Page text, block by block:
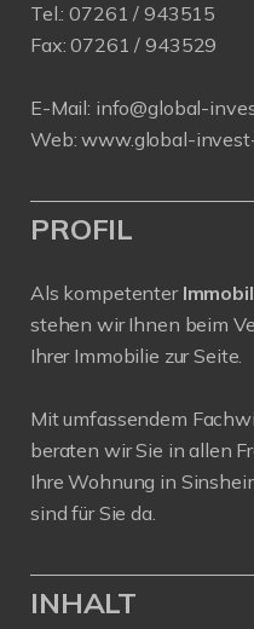
Tel.:07261 / 943515
Fax: 07261 / 943529
E-Mail: info@global-
Web:www.global-
PROFIL
Als kompetenter
stehen wir Ihnen beim
Ihrer Immobilie zur Seite.
Mit umfassendem
beraten wir Sie in allen
Ihre Wohnung in
sind für Sie da.
INHALT